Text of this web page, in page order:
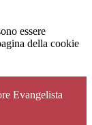
essere
della cookie
Evangelista